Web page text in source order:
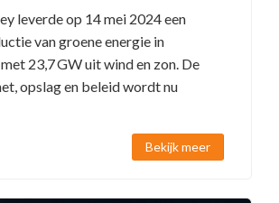
leverde op 14 mei 2024 een
van groene energie in
23,7 GW uit wind en zon. De
opslag en beleid wordt nu
Bekijk meer